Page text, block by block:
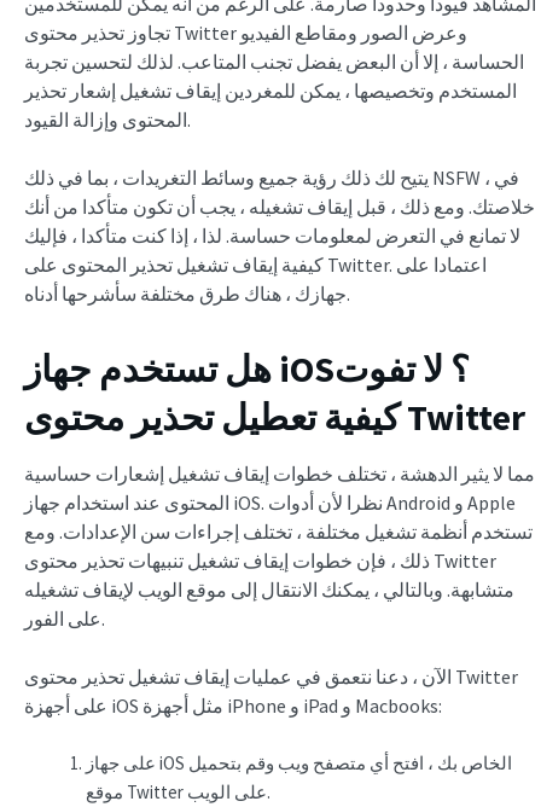
تجاوز تحذير محتوى Twitter وعرض الصور ومقاطع الفيديو
الحساسة ، إلا أن البعض يفضل تجنب المتاعب. لذلك لتحسين تجربة
المستخدم وتخصيصها ، يمكن للمغردين إيقاف تشغيل إشعار تحذير
المحتوى وإزالة القيود.
يتيح لك ذلك رؤية جميع وسائط التغريدات ، بما في ذلك NSFW ، في
خلاصتك. ومع ذلك ، قبل إيقاف تشغيله ، يجب أن تكون متأكدا من أنك
لا تمانع في التعرض لمعلومات حساسة. لذا ، إذا كنت متأكدا ، فإليك
كيفية إيقاف تشغيل تحذير المحتوى على Twitter. اعتمادا على
جهازك ، هناك طرق مختلفة سأشرحها أدناه.
هل تستخدم جهاز iOS؟ لا تفوت
كيفية تعطيل تحذير محتوى Twitter
مما لا يثير الدهشة ، تختلف خطوات إيقاف تشغيل إشعارات حساسية
المحتوى عند استخدام جهاز iOS. نظرا لأن أدوات Android و Apple
تستخدم أنظمة تشغيل مختلفة ، تختلف إجراءات سن الإعدادات. ومع
ذلك ، فإن خطوات إيقاف تشغيل تنبيهات تحذير محتوى Twitter
متشابهة. وبالتالي ، يمكنك الانتقال إلى موقع الويب لإيقاف تشغيله
على الفور.
الآن ، دعنا نتعمق في عمليات إيقاف تشغيل تحذير محتوى Twitter
على أجهزة iOS مثل أجهزة iPhone و iPad و Macbooks:
على جهاز iOS الخاص بك ، افتح أي متصفح ويب وقم بتحميل
موقع Twitter على الويب.